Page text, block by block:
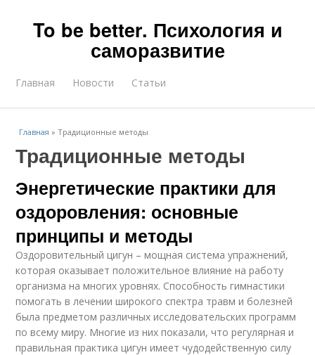
To be better. Психология и
саморазвитие
Главная Новости Статьи
Главная »Традиционные методы
Традиционные методы
Энергетические практики для
оздоровления: основные
принципы и методы
Оздоровительный цигун – мощная система упражнений,
которая оказывает положительное влияние на работу
организма на многих уровнях. Способность гимнастики
помогать в лечении широкого спектра травм и болезней
была предметом различных исследовательских программ
по всему миру. Многие из них показали, что регулярная и
правильная практика цигун имеет чудодейственную силу